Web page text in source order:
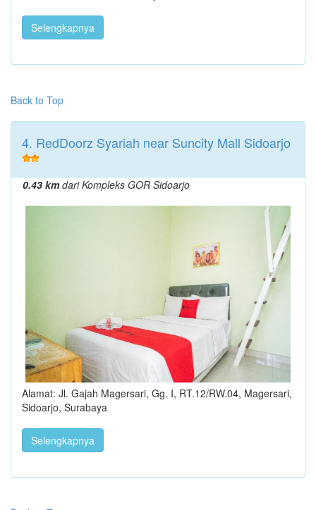
Selengkapnya
Back to Top
4. RedDoorz Syariah near Suncity Mall Sidoarjo
0.43 kmdari Kompleks GOR Sidoarjo
Alamat: Jl. Gajah Magersari, Gg. I, RT.12/RW.04, Magersari,
Sidoarjo, Surabaya
Selengkapnya